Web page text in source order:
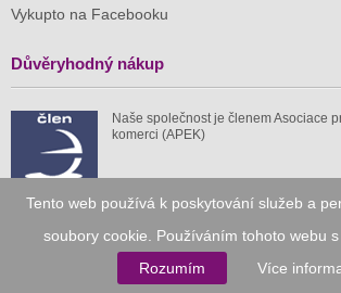
Tento web používá k poskytování služeb a
soubory cookie. Používáním tohoto webu s
Rozumím
Více
Vykupto na Facebooku
Důvěryhodný nákup
Naše společnost je členem Asociace
komerci (APEK)
Již od roku 2010